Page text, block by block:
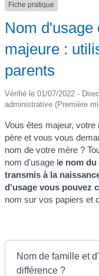
Fiche pratique
Nom d'usage
majeure :
parents
Vérifié le 01/07/2022 -
administrative (Première
Vous êtes majeur,
père et vous vous
nom de votre mère ?
nom d'usage le nom
transmis à la
d'usage vous pouvez
nom sur vos papiers et
Nom de famille et
différence ?